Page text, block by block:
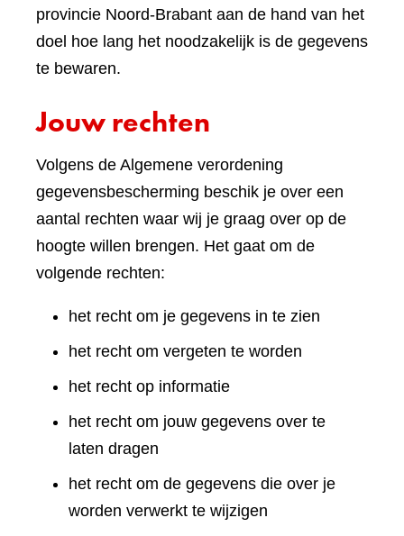
provincie Noord-Brabant aan de hand van het
doel hoe lang het noodzakelijk is de gegevens
te bewaren.
Jouw rechten
Volgens de Algemene verordening
gegevensbescherming beschik je over een
aantal rechten waar wij je graag over op de
hoogte willen brengen. Het gaat om de
volgende rechten:
het recht om je gegevens in te zien
het recht om vergeten te worden
het recht op informatie
het recht om jouw gegevens over te
laten dragen
het recht om de gegevens die over je
worden verwerkt te wijzigen